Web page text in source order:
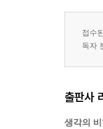
접수
독자
출판사
생각의